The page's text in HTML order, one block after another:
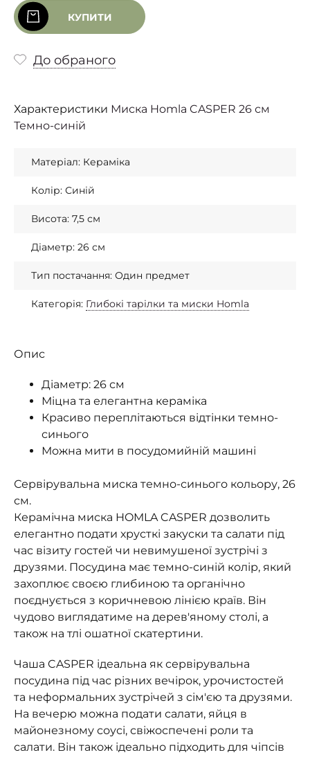
КУПИТИ
До обраного
Характеристики Миска Homla CASPER 26 см
Темно-синій
Матеріал: Кераміка
Колір: Синій
Висота: 7,5 см
Діаметр: 26 см
Тип постачання: Один предмет
Категорія: Глибокі тарілки та миски Homla
Опис
Діаметр: 26 см
Міцна та елегантна кераміка
Красиво переплітаються відтінки темно-
синього
Можна мити в посудомийній машині
Сервірувальна миска темно-синього кольору, 26
см.
Керамічна миска HOMLA CASPER дозволить
елегантно подати хрусткі закуски та салати під
час візиту гостей чи невимушеної зустрічі з
друзями. Посудина має темно-синій колір, який
захоплює своєю глибиною та органічно
поєднується з коричневою лінією країв. Він
чудово виглядатиме на дерев'яному столі, а
також на тлі ошатної скатертини.
Чаша CASPER ідеальна як сервірувальна
посудина під час різних вечірок, урочистостей
та неформальних зустрічей з сім'єю та друзями.
На вечерю можна подати салати, яйця в
майонезному соусі, свіжоспечені роли та
салати. Він також ідеально підходить для чіпсів